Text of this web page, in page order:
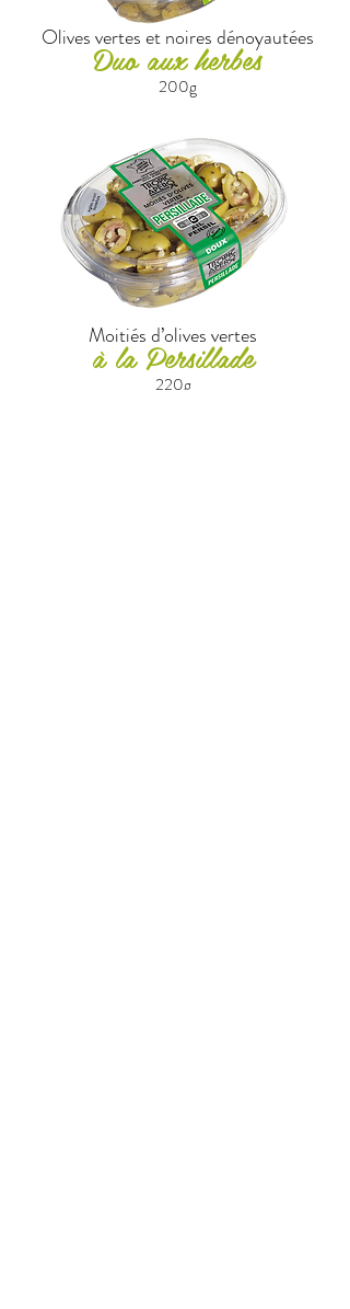
Olives vertes et noires dénoyautées
Duo aux herbes
200g
Moitiés d’olives vertes
à la Persillade
220g